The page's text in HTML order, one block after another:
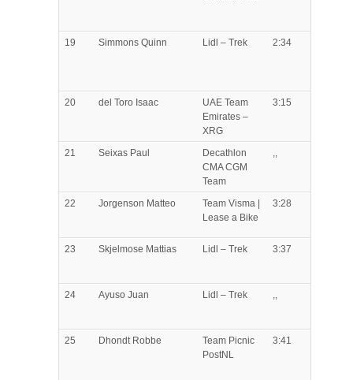
19 Simmons Quinn Lidl – Trek 2:34
20 del Toro Isaac
UAE Team
Emirates –
XRG
3:15
21 Seixas Paul
Decathlon
CMA CGM
Team
,,
22 Jorgenson Matteo
Team Visma |
Lease a Bike
3:28
23 Skjelmose Mattias Lidl – Trek 3:37
24 Ayuso Juan Lidl – Trek ,,
25 DhondtRobbe
Team Picnic
PostNL
3:41